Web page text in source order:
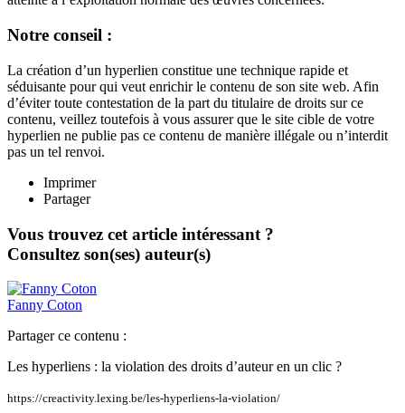
Notre conseil :
La création d’un hyperlien constitue une technique rapide et
séduisante pour qui veut enrichir le contenu de son site web. Afin
d’éviter toute contestation de la part du titulaire de droits sur ce
contenu, veillez toutefois à vous assurer que le site cible de votre
hyperlien ne publie pas ce contenu de manière illégale ou n’interdit
pas un tel renvoi.
Imprimer
Partager
Vous trouvez cet article intéressant ?
Consultez son(ses) auteur(s)
Fanny Coton
Partager ce contenu :
Les hyperliens : la violation des droits d’auteur en un clic ?
https://creactivity.lexing.be/les-hyperliens-la-violation/